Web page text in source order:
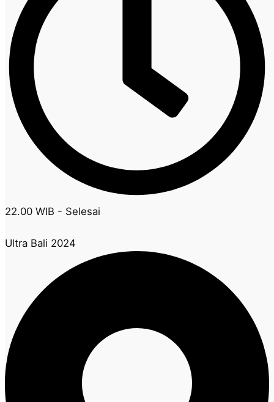
22.00 WIB - Selesai
Ultra Bali 2024